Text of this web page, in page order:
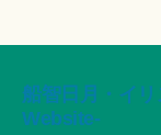
船智日月・イ
Website-